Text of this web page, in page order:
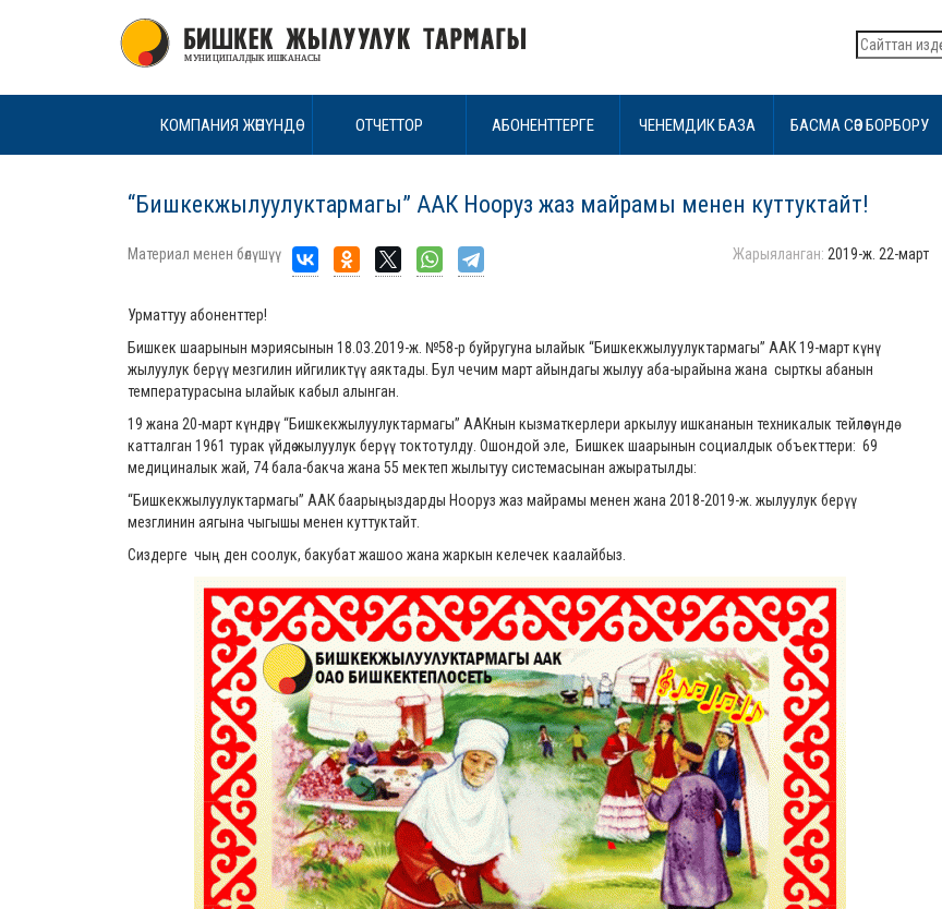
КОМПАНИЯ ЖӨНҮНДӨ ОТЧЕТТОР АБОНЕНТТЕРГЕ ЧЕНЕМДИК БАЗА БАСМА СӨЗ БОРБОРУ
“Бишкекжылуулуктармагы” ААК Нооруз жаз майрамы менен куттуктайт!
Материал менен бөлүшүү Жарыяланган: 2019-ж. 22-март
Урматтуу абоненттер!
Бишкек шаарынын мэриясынын 18.03.2019-ж. №58-р буйругуна ылайык “Бишкекжылуулуктармагы” ААК 19-март күнү
жылуулук берүү мезгилин ийгиликтүү аяктады. Бул чечим март айындагы жылуу аба-ырайына жана сырткы абанын
температурасына ылайык кабыл алынган.
19 жана 20-март күндөрү “Бишкекжылуулуктармагы” ААКнын кызматкерлери аркылуу ишкананын техникалык тейлөөсүндө
катталган 1961 турак үйдө жылуулук берүү токтотулду. Ошондой эле, Бишкек шаарынын социалдык объекттери: 69
медициналык жай, 74 бала-бакча жана 55 мектеп жылытуу системасынан ажыратылды:
“Бишкекжылуулуктармагы” ААК баарыңыздарды Нооруз жаз майрамы менен жана 2018-2019-ж. жылуулук берүү
мезглинин аягына чыгышы менен куттуктайт.
Сиздерге чың ден соолук, бакубат жашоо жана жаркын келечек каалайбыз.